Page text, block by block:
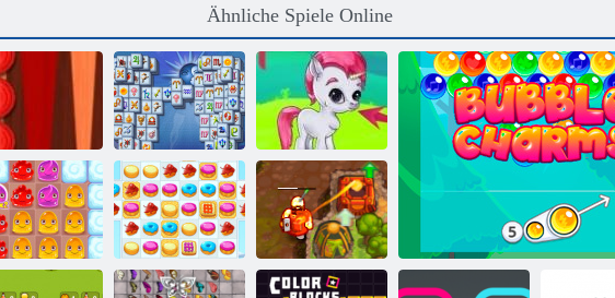
Ähnliche Spiele Online
Backgammon
Classic
Mahjong
Fortuna
Bubble Gemes -
3 Gewinnt